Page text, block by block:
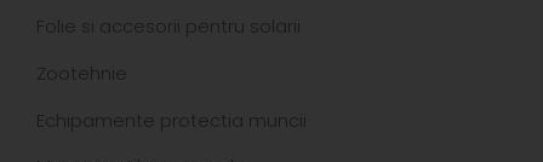
Folie si accesorii pentru solarii
Zootehnie
Echipamente protectia muncii